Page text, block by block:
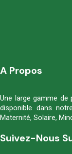
A Propos
Une large gamme de
disponible dans
Maternité, Solaire,
Suivez-Nous